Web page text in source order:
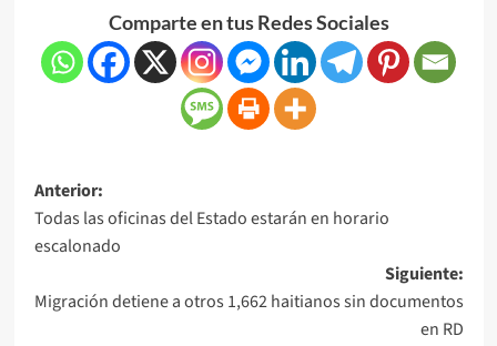
Comparte en tus Redes Sociales
Anterior:
Todas las oficinas del Estado estarán en horario
escalonado
Siguiente:
Migración detiene a otros 1,662 haitianos sin documentos
en RD